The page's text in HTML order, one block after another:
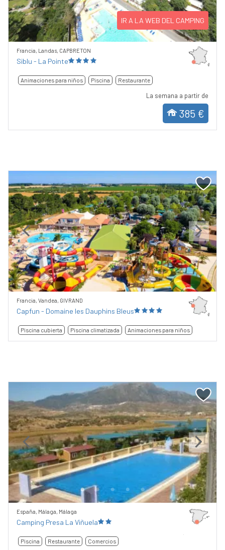
IR A LA WEB DEL CAMPING
Francia, Landas, CAPBRETON
Siblu - La Pointe
Animaciones para niños Piscina Restaurante
La semana a partir de
385 €
Previous Next
Francia, Vandea, GIVRAND
Capfun - Domaine les Dauphins Bleus
Piscina cubierta Piscina climatizada Animaciones para niños
Previous Next
España, Málaga, Málaga
Camping Presa La Viñuela
Piscina Restaurante Comercios